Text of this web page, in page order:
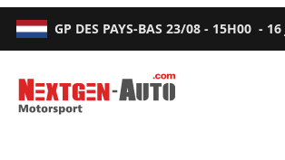
GP DES PAYS-BAS 23/08 - 15H00 - 16
Nextgen-Auto.com